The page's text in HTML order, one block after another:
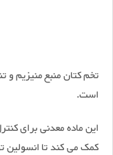
تخم کتان منبع منیزیم و
است.
این ماده معدنی برای
کمک می کند تا انسولین